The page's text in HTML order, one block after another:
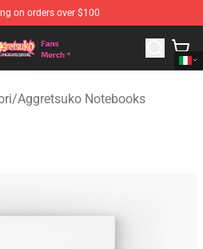
on orders over $100
Aggretsuko Merchandise
/Aggretsuko Notebooks